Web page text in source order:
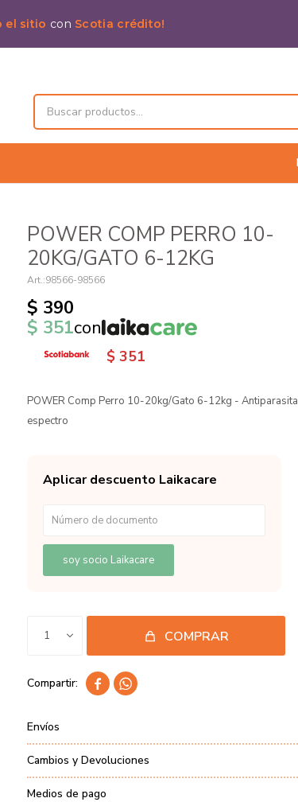
el sitio con Scotia crédito!
POWER COMP PERRO 10-
20KG/GATO 6-12KG
98566-98566
$ 390
$ 351con
$ 351
POWER Comp Perro 10-20kg/Gato 6-12kg -
espectro
Aplicar descuento Laikacare
soy socio Laikacare
1 COMPRAR
 
Envíos
Cambios y Devoluciones
Medios de pago